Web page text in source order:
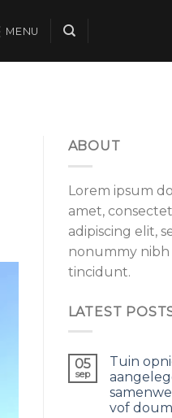
MENU
ABOUT
Lorem ipsum
amet,
adipiscing elit,
nonummy nibh
tincidunt.
LATEST
05
sep
Tuin
vof